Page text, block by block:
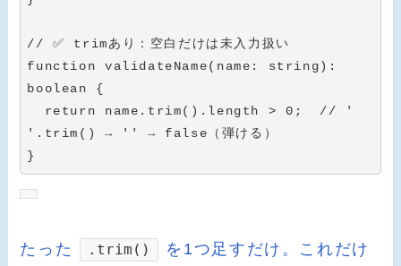
// ✅ trimあり：空白だけは未入力扱い
function
validateName( name : string) :
boolean
{
return name . trim( ) . length > 0 ;
// '
'.trim() → '' → false（弾ける）
}
たった .trim()
を1つ足すだけ。これだけ